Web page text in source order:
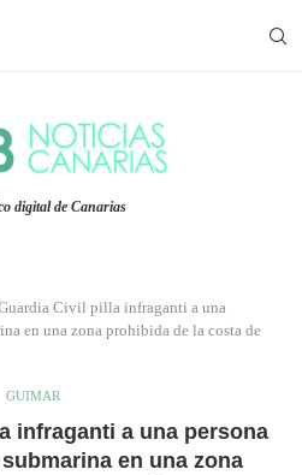
digital de Canarias
Civil pilla infraganti a una
en una zona prohibida de la costa de
GUIMAR
infraganti a una persona
en una zona